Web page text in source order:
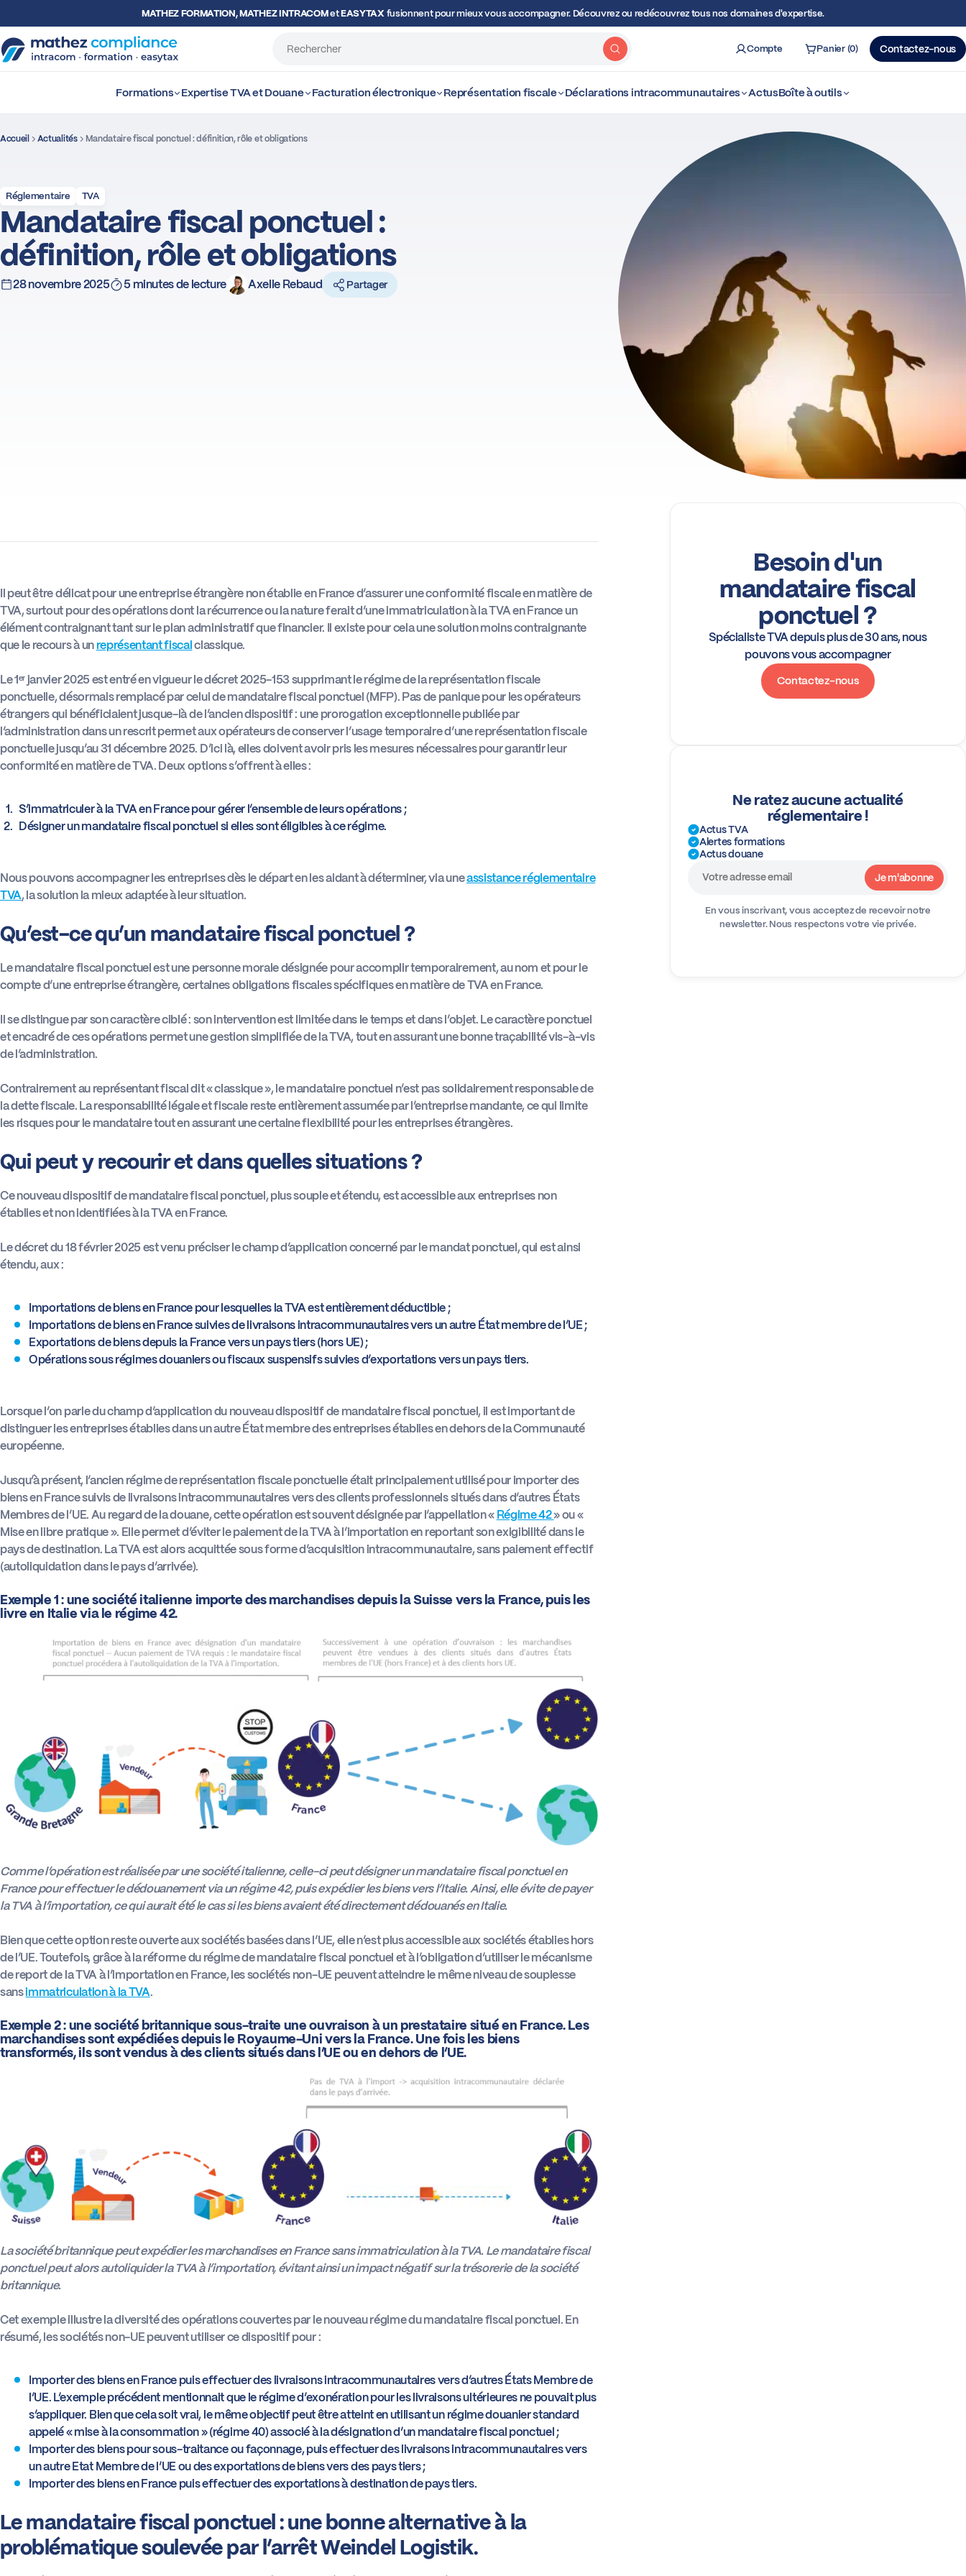
MATHEZ FORMATION, MATHEZ INTRACOMetEASYTAX fusionnent pour mieux vous accompagner. Découvrez ou redécouvrez tous nos domaines d'expertise.
Rechercher
Compte Panier (0) Contactez-nous
Formations Expertise TVA et Douane Facturation électronique Représentation fiscale Déclarations intracommunautaires ActusBoîte à outils
Accueil Actualités Mandataire fiscal ponctuel : définition, rôle et obligations
Réglementaire TVA
Mandataire fiscal ponctuel :
définition, rôle et obligations
28 novembre 2025 5 minutes de lecture Axelle Rebaud Partager
Il peut être délicat pour une entreprise étrangère non établie en France d’assurer une conformité fiscale en matière de
TVA, surtout pour des opérations dont la récurrence ou la nature ferait d’une immatriculation à la TVA en France un
élément contraignant tant sur le plan administratif que financier. Il existe pour cela une solution moins contraignante
que le recours à unreprésentant fiscalclassique.
Le 1ᵉʳ janvier 2025 est entré en vigueur le décret 2025-153 supprimant le régime de la représentation fiscale
ponctuelle, désormais remplacé par celui de mandataire fiscal ponctuel (MFP). Pas de panique pour les opérateurs
étrangers qui bénéficiaient jusque-là de l’ancien dispositif : une prorogation exceptionnelle publiée par
l’administration dans un rescrit permet aux opérateurs de conserver l’usage temporaire d’une représentation fiscale
ponctuelle jusqu’au 31 décembre 2025. D’ici là, elles doivent avoir pris les mesures nécessaires pour garantir leur
conformité en matière de TVA. Deux options s’offrent à elles :
S’immatriculer à la TVA en France pour gérer l’ensemble de leurs opérations ;
Désigner un mandataire fiscal ponctuel si elles sont éligibles à ce régime.
Nous pouvons accompagner les entreprises dès le départ en les aidant à déterminer, via uneassistance réglementaire
TVA, la solution la mieux adaptée à leur situation.
Qu’est-ce qu’un mandataire fiscal ponctuel ?
Le mandataire fiscal ponctuel est une personne morale désignée pour accomplir temporairement, au nom et pour le
compte d’une entreprise étrangère, certaines obligations fiscales spécifiques en matière de TVA en France.
Il se distingue par son caractère ciblé : son intervention est limitée dans le temps et dans l’objet. Le caractère ponctuel
et encadré de ces opérations permet une gestion simplifiée de la TVA, tout en assurant une bonne traçabilité vis-à-vis
de l’administration.
Contrairement au représentant fiscal dit « classique », le mandataire ponctuel n’est pas solidairement responsable de
la dette fiscale. La responsabilité légale et fiscale reste entièrement assumée par l’entreprise mandante, ce qui limite
les risques pour le mandataire tout en assurant une certaine flexibilité pour les entreprises étrangères.
Qui peut y recourir et dans quelles situations ?
Ce nouveau dispositif de mandataire fiscal ponctuel, plus souple et étendu, est accessible aux entreprises non
établies et non identifiées à la TVA en France.
Le décret du 18 février 2025 est venu préciser le champ d’application concerné par le mandat ponctuel, qui est ainsi
étendu, aux :
Importations de biens en France pour lesquelles la TVA est entièrement déductible ;
Importations de biens en France suivies de livraisons intracommunautaires vers un autre État membre de l’UE ;
Exportations de biens depuis la France vers un pays tiers (hors UE) ;
Opérations sous régimes douaniers ou fiscaux suspensifs suivies d’exportations vers un pays tiers.
Lorsque l’on parle du champ d’application du nouveau dispositif de mandataire fiscal ponctuel, il est important de
distinguer les entreprises établies dans un autre État membre des entreprises établies en dehors de la Communauté
européenne.
Jusqu’à présent, l’ancien régime de représentation fiscale ponctuelle était principalement utilisé pour importer des
biens en France suivis de livraisons intracommunautaires vers des clients professionnels situés dans d’autres États
Membres de l’UE. Au regard de la douane, cette opération est souvent désignée par l’appellation «Régime 42» ou «
Mise en libre pratique ». Elle permet d’éviter le paiement de la TVA à l’importation en reportant son exigibilité dans le
pays de destination. La TVA est alors acquittée sous forme d’acquisition intracommunautaire, sans paiement effectif
(autoliquidation dans le pays d’arrivée).
Exemple 1 : une société italienne importe des marchandises depuis la Suisse vers la France, puis les
livre en Italie via le régime 42.
Comme l’opération est réalisée par une société italienne, celle-ci peut désigner un mandataire fiscal ponctuel en
France pour effectuer le dédouanement via un régime 42, puis expédier les biens vers l’Italie. Ainsi, elle évite de payer
la TVA à l’importation, ce qui aurait été le cas si les biens avaient été directement dédouanés en Italie.
Bien que cette option reste ouverte aux sociétés basées dans l’UE, elle n’est plus accessible aux sociétés établies hors
de l’UE. Toutefois, grâce à la réforme du régime de mandataire fiscal ponctuel et à l’obligation d’utiliser le mécanisme
de report de la TVA à l’importation en France, les sociétés non-UE peuvent atteindre le même niveau de souplesse
sansimmatriculation à la TVA.
Exemple 2 : une société britannique sous-traite une ouvraison à un prestataire situé en France. Les
marchandises sont expédiées depuis le Royaume-Uni vers la France. Une fois les biens
transformés, ils sont vendus à des clients situés dans l’UE ou en dehors de l’UE.
La société britannique peut expédier les marchandises en France sans immatriculation à la TVA. Le mandataire fiscal
ponctuel peut alors autoliquider la TVA à l’importation, évitant ainsi un impact négatif sur la trésorerie de la société
britannique.
Cet exemple illustre la diversité des opérations couvertes par le nouveau régime du mandataire fiscal ponctuel. En
résumé, les sociétés non-UE peuvent utiliser ce dispositif pour :
Importer des biens en France puis effectuer des livraisons intracommunautaires vers d’autres États Membre de
l’UE. L’exemple précédent mentionnait que le régime d’exonération pour les livraisons ultérieures ne pouvait plus
s’appliquer. Bien que cela soit vrai, le même objectif peut être atteint en utilisant un régime douanier standard
appelé « mise à la consommation » (régime 40) associé à la désignation d’un mandataire fiscal ponctuel ;
Importer des biens pour sous-traitance ou façonnage, puis effectuer des livraisons intracommunautaires vers
un autre Etat Membre de l’UE ou des exportations de biens vers des pays tiers ;
Importer des biens en France puis effectuer des exportations à destination de pays tiers.
Le mandataire fiscal ponctuel : une bonne alternative à la
problématique soulevée par l’arrêt Weindel Logistik.
Besoin d'un
mandataire fiscal
ponctuel ?
Spécialiste TVA depuis plus de 30 ans, nous
pouvons vous accompagner
Contactez-nous
Ne ratez aucune actualité
réglementaire !
Actus TVA
Alertes formations
Actus douane
En vous inscrivant, vous acceptez de recevoir notre
newsletter.Nous respectons votre vie privée.